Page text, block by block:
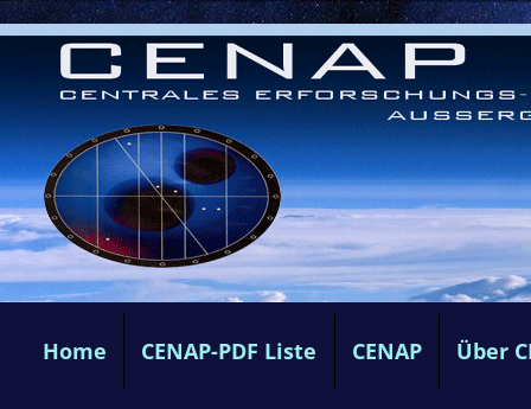
Home CENAP-PDF Liste CENAP Über